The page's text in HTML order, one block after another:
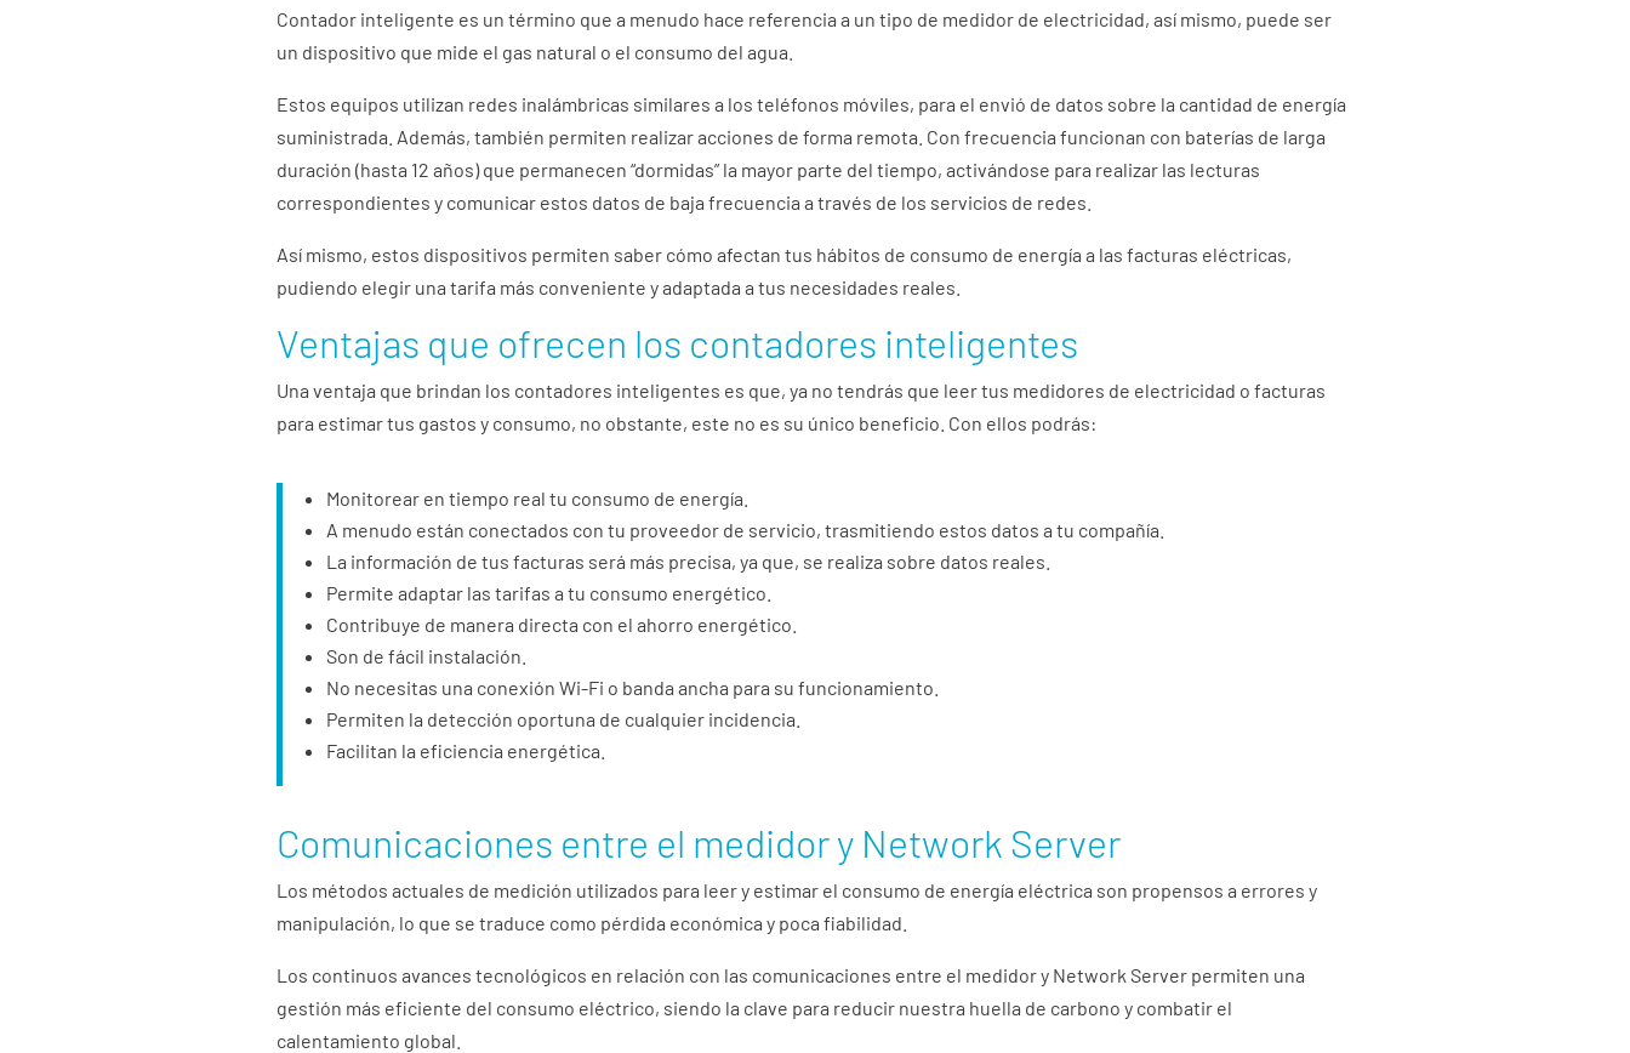
Contador inteligente es un término que a menudo hace referencia a un tipo de medidor de electricidad, así mismo, puede ser
un dispositivo que mide el gas natural o el consumo del agua.
Estos equipos utilizan redes inalámbricas similares a los teléfonos móviles, para el envió de datos sobre la cantidad de energía
suministrada. Además, también permiten realizar acciones de forma remota. Con frecuencia funcionan con baterías de larga
duración (hasta 12 años) que permanecen “dormidas” la mayor parte del tiempo, activándose para realizar las lecturas
correspondientes y comunicar estos datos de baja frecuencia a través de los servicios de redes.
Así mismo, estos dispositivos permiten saber cómo afectan tus hábitos de consumo de energía a las facturas eléctricas,
pudiendo elegir una tarifa más conveniente y adaptada a tus necesidades reales.
Ventajas que ofrecen los contadores inteligentes
Una ventaja que brindan los contadores inteligentes es que, ya no tendrás que leer tus medidores de electricidad o facturas
para estimar tus gastos y consumo, no obstante, este no es su único beneficio. Con ellos podrás:
Monitorear en tiempo real tu consumo de energía.
A menudo están conectados con tu proveedor de servicio, trasmitiendo estos datos a tu compañía.
La información de tus facturas será más precisa, ya que, se realiza sobre datos reales.
Permite adaptar las tarifas a tu consumo energético.
Contribuye de manera directa con el ahorro energético.
Son de fácil instalación.
No necesitas una conexión Wi-Fi o banda ancha para su funcionamiento.
Permiten la detección oportuna de cualquier incidencia.
Facilitan la eficiencia energética.
Comunicaciones entre el medidor y Network Server
Los métodos actuales de medición utilizados para leer y estimar el consumo de energía eléctrica son propensos a errores y
manipulación, lo que se traduce como pérdida económica y poca fiabilidad.
Los continuos avances tecnológicos en relación con las comunicaciones entre el medidor y Network Server permiten una
gestión más eficiente del consumo eléctrico, siendo la clave para reducir nuestra huella de carbono y combatir el
calentamiento global.